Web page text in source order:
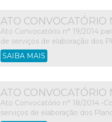
ATO CONVOCATÓRIO
Ato Convocatório n° 19/2014
de serviços de elaboração dos
SAIBA MAIS
ATO CONVOCATÓRIO
Ato Convocatório n° 18/2014 -
serviços de elaboração dos